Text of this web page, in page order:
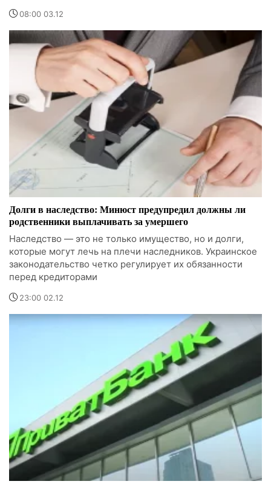
08:00 03.12
Долги в наследство: Минюст предупредил должны ли
родственники выплачивать за умершего
Наследство — это не только имущество, но и долги,
которые могут лечь на плечи наследников. Украинское
законодательство четко регулирует их обязанности
перед кредиторами
23:00 02.12